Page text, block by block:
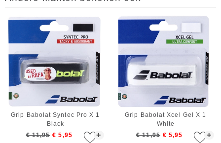
+
Grip Babolat Syntec Pro X 1
Black
€ 11,95 € 5,95 +
Grip Babolat Xcel Gel X 1
White
€ 11,95 € 5,95